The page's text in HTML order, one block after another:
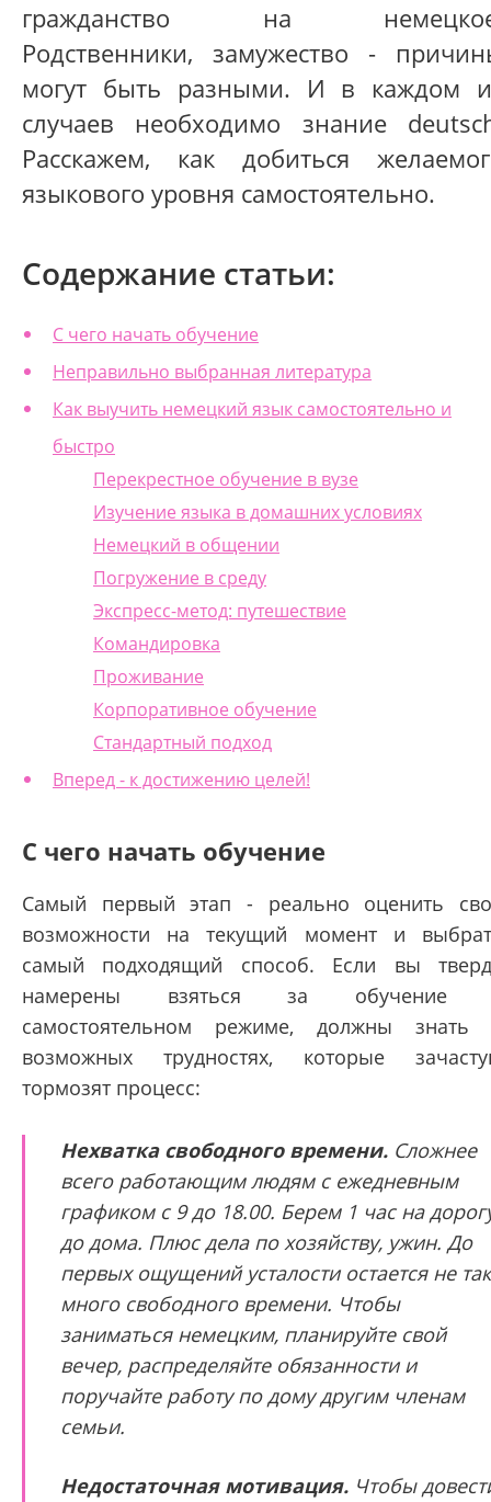
гражданство на
Родственники, замужество -
могут быть разными. И в каждом
случаев необходимо знание
Расскажем, как добиться
языкового уровня самостоятельно.
Содержание статьи:
С чего начать обучение
Неправильно выбранная литература
Как выучить немецкий язык самостоятельно и
быстро
Перекрестное обучение в вузе
Изучение языка в домашних условиях
Немецкий в общении
Погружение в среду
Экспресс-метод: путешествие
Командировка
Проживание
Корпоративное обучение
Стандартный подход
Вперед - к достижению целей!
С чего начать обучение
Самый первый этап - реально оценить
возможности на текущий момент и
самый подходящий способ. Если вы
намерены взяться за обучение
самостоятельном режиме, должны знать
возможных трудностях, которые
тормозят процесс:
Нехватка свободного времени. Сложнее
всего работающим людям с ежедневным
графиком с 9 до 18.00. Берем 1 час на
до дома. Плюс дела по хозяйству, ужин. До
первых ощущений усталости остается не так
много свободного времени. Чтобы
заниматься немецким, планируйте свой
вечер, распределяйте обязанности и
поручайте работу по дому другим членам
семьи.
Недостаточная мотивация. Чтобы